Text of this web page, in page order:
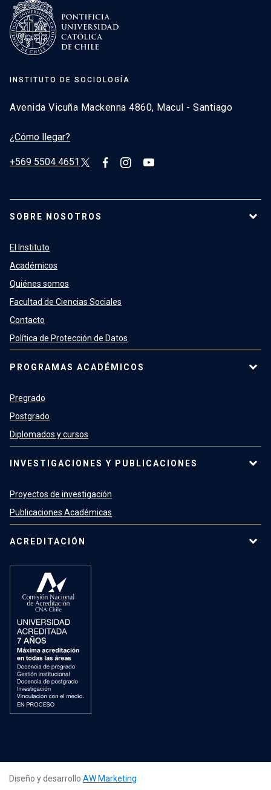
INSTITUTO DE SOCIOLOGÍA
Avenida Vicuña Mackenna 4860, Macul - Santiago
¿Cómo llegar?
+569 5504 4651
SOBRE NOSOTROS
El Instituto
Académicos
Quiénes somos
Facultad de Ciencias Sociales
Contacto
Política de Protección de Datos
PROGRAMAS ACADÉMICOS
Pregrado
Postgrado
Diplomados y cursos
INVESTIGACIONES Y PUBLICACIONES
Proyectos de investigación
Publicaciones Académicas
ACREDITACIÓN
Diseño y desarrollo AW Marketing